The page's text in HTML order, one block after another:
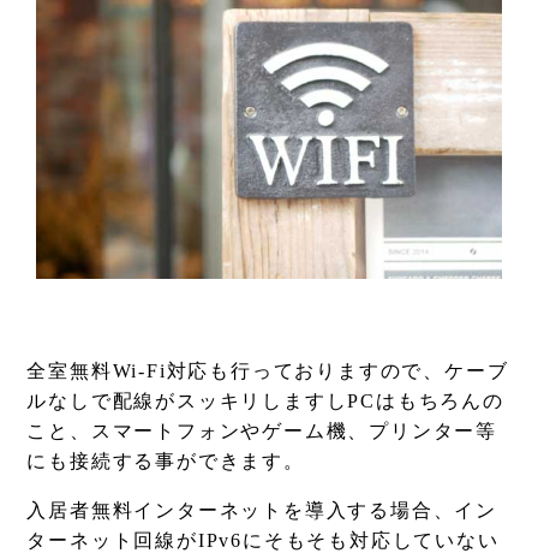
全室無料Wi-Fi対応も行っておりますので、ケーブ
ルなしで配線がスッキリしますしPCはもちろんの
こと、スマートフォンやゲーム機、プリンター等
にも接続する事ができます。
入居者無料インターネットを導入する場合、イン
ターネット回線がIPv6にそもそも対応していない